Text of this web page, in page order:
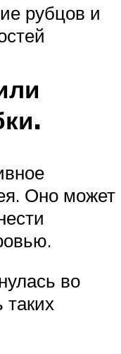
рубцов и
Оно может
во
таких